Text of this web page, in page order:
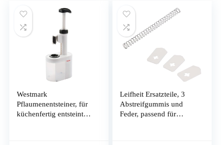
Entferner für…
Westmark
Pflaumenentsteiner, für
küchenfertig entsteinte
Leifheit Ersatzteile, 3
Abstreifgummis und
Feder, passend für